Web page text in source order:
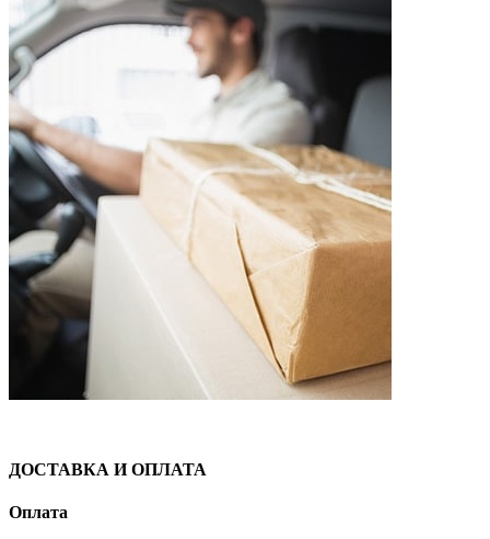
ДОСТАВКА И ОПЛАТА
Оплата